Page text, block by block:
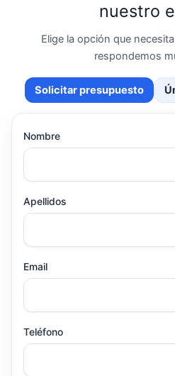
nuestro
Elige la opción que
respondemos
Solicitar presupuesto
Nombre
Apellidos
Email
Teléfono